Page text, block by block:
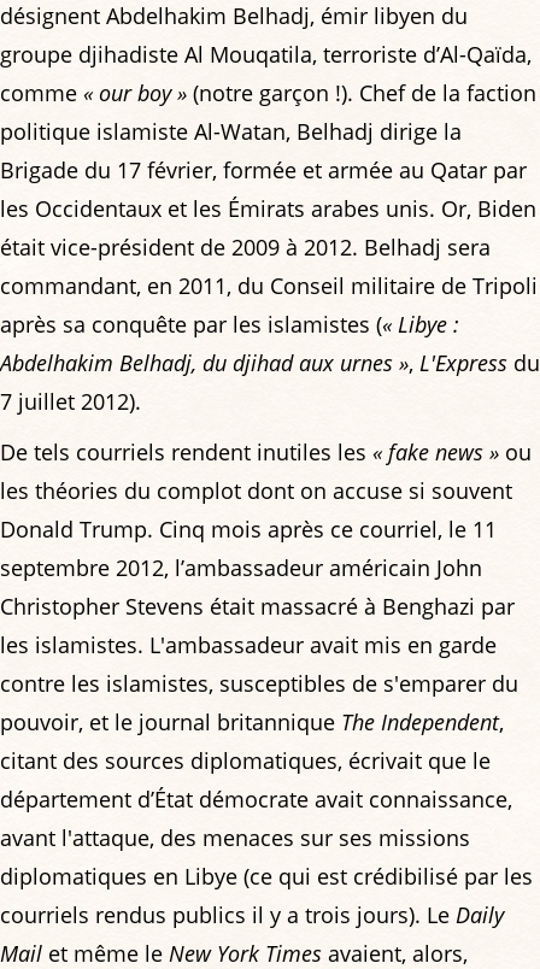
désignent Abdelhakim Belhadj, émir libyen du
groupe djihadiste Al Mouqatila, terroriste d’Al-Qaïda,
comme « our boy » (notre garçon !). Chef de la faction
politique islamiste Al-Watan, Belhadj dirige la
Brigade du 17 février, formée et armée au Qatar par
les Occidentaux et les Émirats arabes unis. Or, Biden
était vice-président de 2009 à 2012. Belhadj sera
commandant, en 2011, du Conseil militaire de Tripoli
après sa conquête par les islamistes (« Libye :
Abdelhakim Belhadj, du djihad aux urnes », L'Express du
7 juillet 2012).
De tels courriels rendent inutiles les « fake news » ou
les théories du complot dont on accuse si souvent
Donald Trump. Cinq mois après ce courriel, le 11
septembre 2012, l’ambassadeur américain John
Christopher Stevens était massacré à Benghazi par
les islamistes. L'ambassadeur avait mis en garde
contre les islamistes, susceptibles de s'emparer du
pouvoir, et le journal britannique The Independent,
citant des sources diplomatiques, écrivait que le
département d’État démocrate avait connaissance,
avant l'attaque, des menaces sur ses missions
diplomatiques en Libye (ce qui est crédibilisé par les
courriels rendus publics il y a trois jours). Le Daily
Mail et même le New York Times avaient, alors,